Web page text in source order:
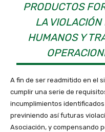
PRODUCTOS
LA VIOLACIÓN
HUMANOS Y
A fin de ser readmitido en el
cumplir una serie de
incumplimientos
previniendo así futuras
Asociación, y compensando